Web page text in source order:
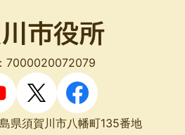
7000020072079
須賀川市八幡町135番地